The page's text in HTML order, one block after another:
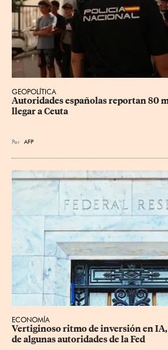
GEOPOLÍTICA
Autoridades españolas reportan 80
llegar a Ceuta
Por AFP
ECONOMÍA
Vertiginoso ritmo de inversión en
de algunas autoridades de la Fed